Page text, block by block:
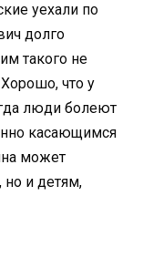
уехали по
долго
такого не
что у
люди болеют
касающимся
может
но и детям,